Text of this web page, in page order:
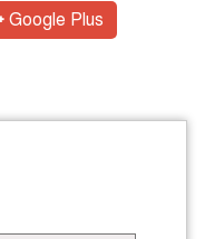
Google Plus